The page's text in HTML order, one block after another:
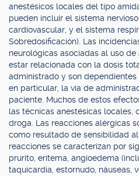
anestésicos locales del tipo
pueden incluir el sistema
cardiovascular, y el sistema
Sobredosificación). Las
neurológicas asociadas al uso
estar relacionada con la dosis
administrado y son
en particular, la vía de
paciente. Muchos de estos
las técnicas anestésicas locales,
droga. Las reacciones alérgicas
como resultado de sensibilidad
reacciones se caracterizan por
prurito, eritema, angioedema
taquicardia, estornudo, náuseas,